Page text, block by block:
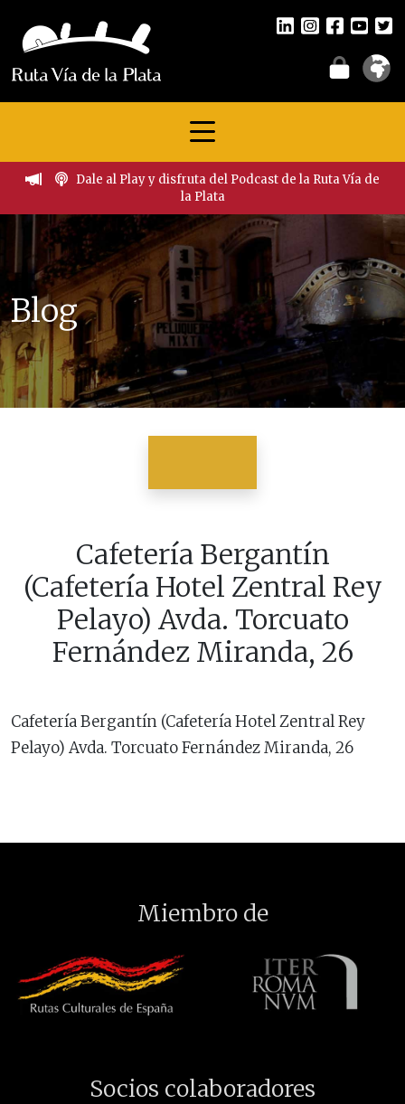
Dale al Play y disfruta del Podcast de la Ruta Vía de
la Plata
Blog
Cafetería Bergantín
(Cafetería Hotel Zentral Rey
Pelayo) Avda. Torcuato
Fernández Miranda, 26
Cafetería Bergantín (Cafetería Hotel Zentral Rey
Pelayo) Avda. Torcuato Fernández Miranda, 26
Miembro de
Socios colaboradores